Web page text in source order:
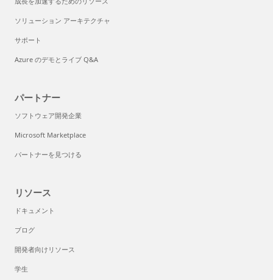
ソリューション アーキテクチャ
サポート
Azure のデモとライブ Q&A
パートナー
ソフトウェア開発企業
Microsoft Marketplace
パートナーを見つける
リソース
ドキュメント
ブログ
開発者向けリソース
学生